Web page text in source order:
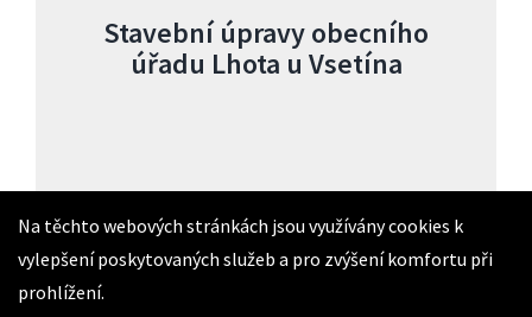
Stavební úpravy obecního
úřadu Lhota u Vsetína
Zobrazit detaily
Na těchto webových stránkách jsou využívány cookies k
vylepšení poskytovaných služeb a pro zvýšení komfortu při
prohlížení.